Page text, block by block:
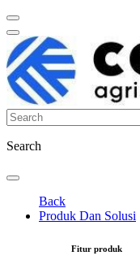
Search
Back
Produk Dan Solusi
Fitur produk